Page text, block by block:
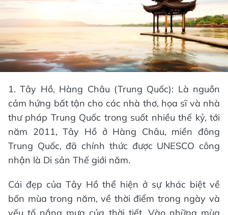
1. Tây Hồ, Hàng Châu (Trung Quốc): Là nguồn
cảm hứng bất tận cho các nhà thơ, họa sĩ và nhà
thư pháp Trung Quốc trong suốt nhiều thế kỷ, tới
năm 2011, Tây Hồ ở Hàng Châu, miền đông
Trung Quốc, đã chính thức được UNESCO công
nhận là Di sản Thế giới năm.
Cái đẹp của Tây Hồ thể hiện ở sự khác biệt về
bốn mùa trong năm, về thời điểm trong ngày và